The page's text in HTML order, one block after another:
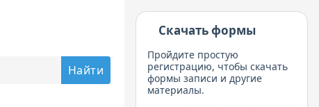
Скачать формы
Пройдите простую
регистрацию, чтобы скачать
формы записи и другие
материалы.